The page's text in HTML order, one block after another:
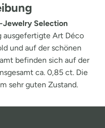
Jewelry Selection
ausgefertigte Art Déco
und auf der schönen
befinden sich auf der
ca. 0,85 ct. Die
sehr guten Zustand.